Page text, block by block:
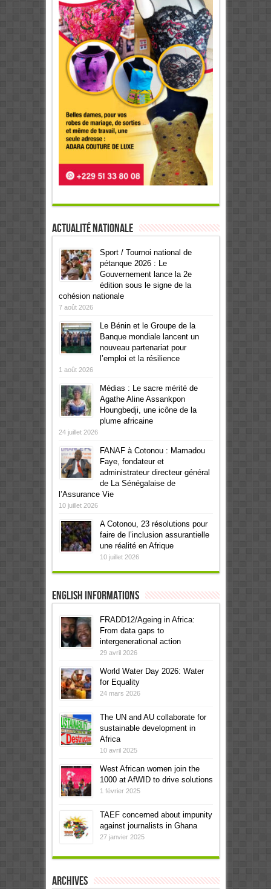
Actualité Nationale
Sport / Tournoi national de
pétanque 2026 : Le
Gouvernement lance la 2e
édition sous le signe de la
cohésion nationale
7 août 2026
Le Bénin et le Groupe de la
Banque mondiale lancent un
nouveau partenariat pour
l’emploi et la résilience
1 août 2026
Médias : Le sacre mérité de
Agathe Aline Assankpon
Houngbedji, une icône de la
plume africaine
24 juillet 2026
FANAF à Cotonou : Mamadou
Faye, fondateur et
administrateur directeur général
de La Sénégalaise de
l’Assurance Vie
10 juillet 2026
A Cotonou, 23 résolutions pour
faire de l’inclusion assurantielle
une réalité en Afrique
10 juillet 2026
English informations
FRADD12/Ageing in Africa:
From data gaps to
intergenerational action
29 avril 2026
World Water Day 2026: Water
for Equality
24 mars 2026
The UN and AU collaborate for
sustainable development in
Africa
10 avril 2025
West African women join the
1000 at AfWID to drive solutions
1 février 2025
TAEF concerned about impunity
against journalists in Ghana
27 janvier 2025
Archives